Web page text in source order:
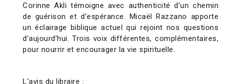
Corinne Akli témoigne avec authenticité d’un chemin
de guérison et d’espérance. Micaël Razzano apporte
un éclairage biblique actuel qui rejoint nos questions
d’aujourd’hui. Trois voix différentes, complémentaires,
pour nourrir et encourager la vie spirituelle.
L'avis du libraire :